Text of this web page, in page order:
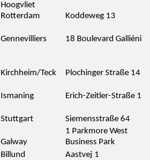
Hoogvliet
Rotterdam
Koddeweg 13
Gennevilliers 18 Boulevard Galliéni
Kirchheim/Teck Plochinger Straße 14
Ismaning Erich-Zeitler-Straße 1
Stuttgart Siemensstraße 64
Galway
1 Parkmore West
Business Park
Billund Aastvej 1